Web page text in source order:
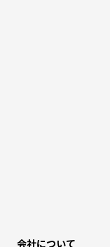
会社について